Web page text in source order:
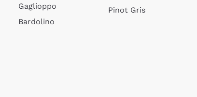
Gaglioppo
Bardolino
Pinot Gris